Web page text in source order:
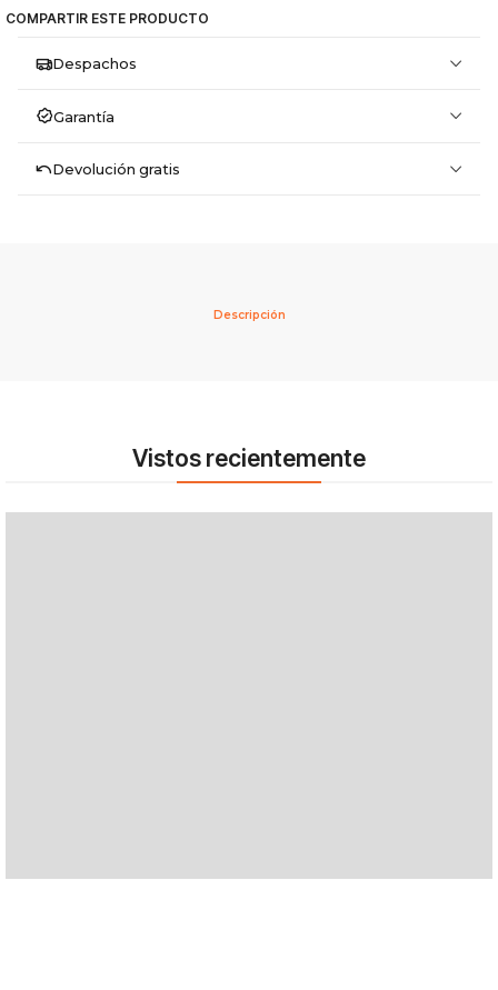
COMPARTIR ESTE PRODUCTO
Despachos
Garantía
Devolución gratis
Descripción
Vistos recientemente